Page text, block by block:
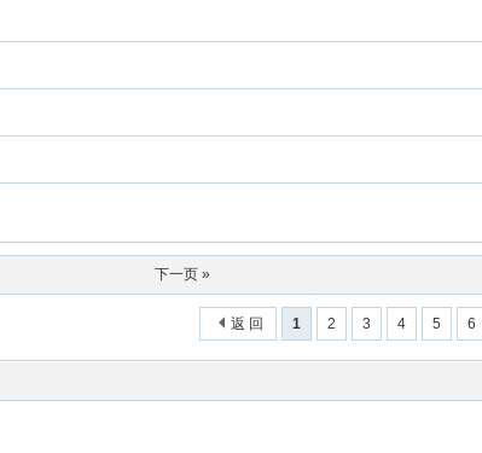
下一页 »
1 2 3 4 5 6
返 回